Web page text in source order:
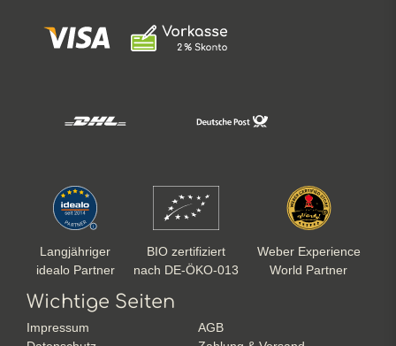
Langjähriger
idealo Partner
BIO zertifiziert
nach DE-ÖKO-013
Weber Experience
World Partner
Wichtige Seiten
Impressum
AGB